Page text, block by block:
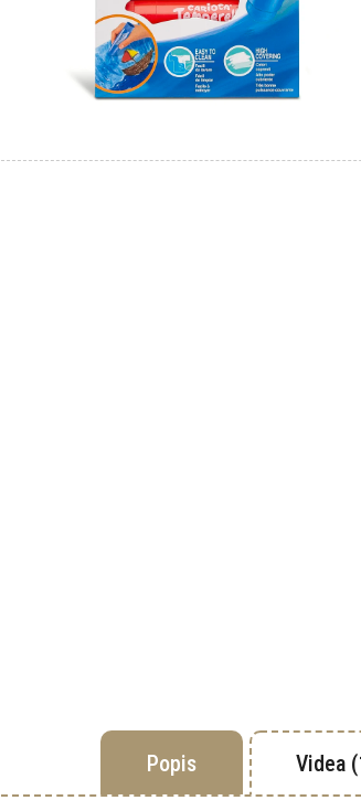
Popis Videa